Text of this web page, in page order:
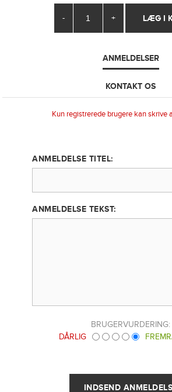
- +
ANMELDELSER
KONTAKT OS
Kun registrerede brugere kan skrive
ANMELDELSE TITEL:
ANMELDELSE TEKST:
BRUGERVURDERING:
DÅRLIG